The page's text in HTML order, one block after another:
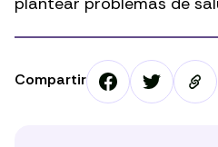
Compartir